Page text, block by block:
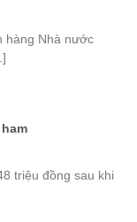
hàng Nhà nước
triệu đồng sau khi